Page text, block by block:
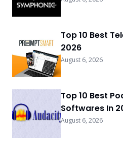
Top 10 Best
2026
August 6, 2026
Top 10 Best
Softwares In
August 6, 2026